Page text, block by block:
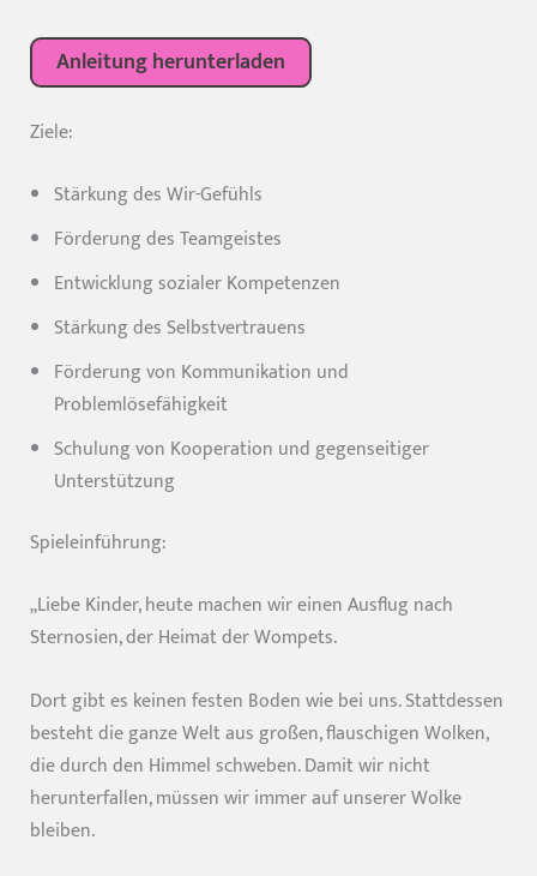
Anleitung herunterladen
Ziele:
Stärkung des Wir-Gefühls
Förderung des Teamgeistes
Entwicklung sozialer Kompetenzen
Stärkung des Selbstvertrauens
Förderung von Kommunikation und
Problemlösefähigkeit
Schulung von Kooperation und gegenseitiger
Unterstützung
Spieleinführung:
„Liebe Kinder, heute machen wir einen Ausflug nach
Sternosien, der Heimat der Wompets.
Dort gibt es keinen festen Boden wie bei uns. Stattdessen
besteht die ganze Welt aus großen, flauschigen Wolken,
die durch den Himmel schweben. Damit wir nicht
herunterfallen, müssen wir immer auf unserer Wolke
bleiben.